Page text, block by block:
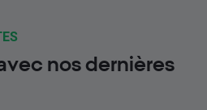
nos dernières